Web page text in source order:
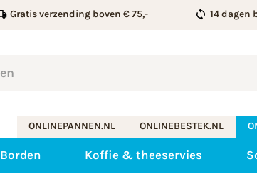
Gratis verzending boven € 75,- 14 dagen
ONLINEPANNEN.NL ONLINEBESTEK.NL
Borden Koffie & theeservies